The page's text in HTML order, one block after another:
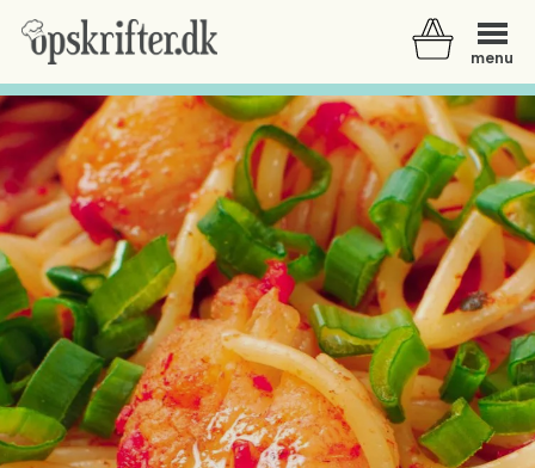
menu
Der er ingen varer i din kurv.